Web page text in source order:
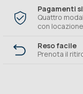
Pagamenti
Quattro
con
Reso facile
Prenota il